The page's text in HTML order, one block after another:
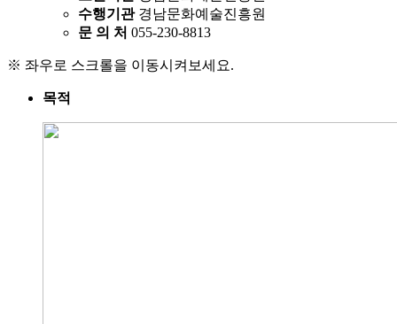
수행기관경남문화예술진흥원
문 의 처 055-230-8813
※ 좌우로 스크롤을 이동시켜보세요.
목적